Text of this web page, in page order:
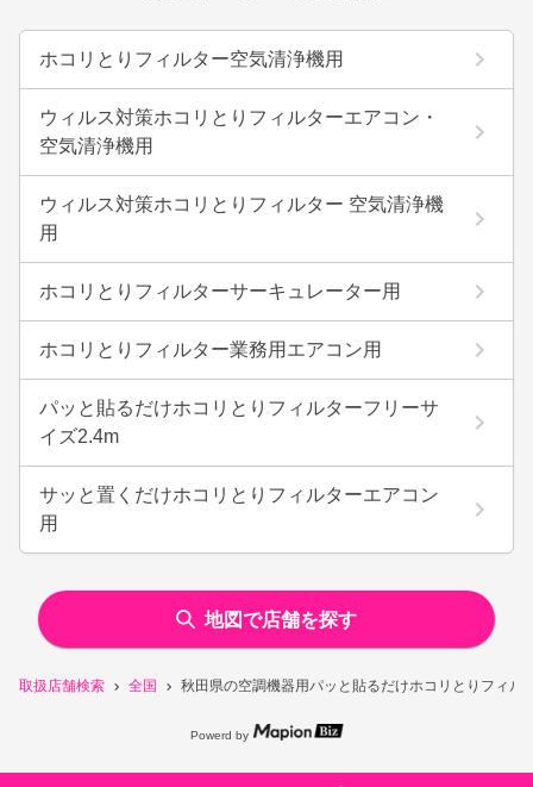
取扱店舗検索 全国 秋田県の空調機器用パッと貼るだけホコリとりフィル
ホコリとりフィルター空気清浄機用
ウィルス対策ホコリとりフィルターエアコン・
空気清浄機用
ウィルス対策ホコリとりフィルター 空気清浄機
用
ホコリとりフィルターサーキュレーター用
ホコリとりフィルター業務用エアコン用
パッと貼るだけホコリとりフィルターフリーサ
イズ2.4m
サッと置くだけホコリとりフィルターエアコン
用
地図で店舗を探す
Powerd by